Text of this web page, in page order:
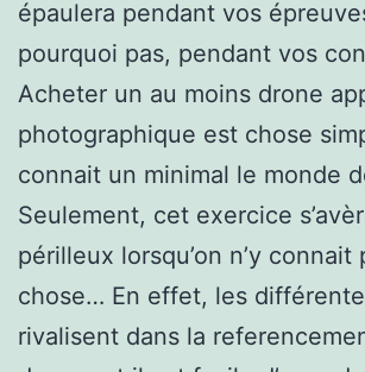
épaulera pendant vos
pourquoi pas, pendant vos
Acheter un au moins drone
photographique est chose
connait un minimal le monde
Seulement, cet exercice
périlleux lorsqu’on n’y connait
chose… En effet, les
rivalisent dans la